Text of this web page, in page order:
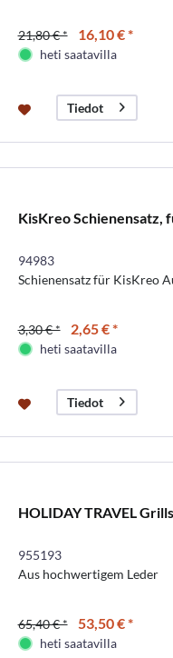
21,80 € * 16,10 € *
heti saatavilla
Tiedot
KisKreo Schienensatz,
94983
Schienensatz für KisKreo
3,30 € * 2,65 € *
heti saatavilla
Tiedot
HOLIDAY TRAVEL
955193
Aus hochwertigem Leder
65,40 € * 53,50 € *
heti saatavilla